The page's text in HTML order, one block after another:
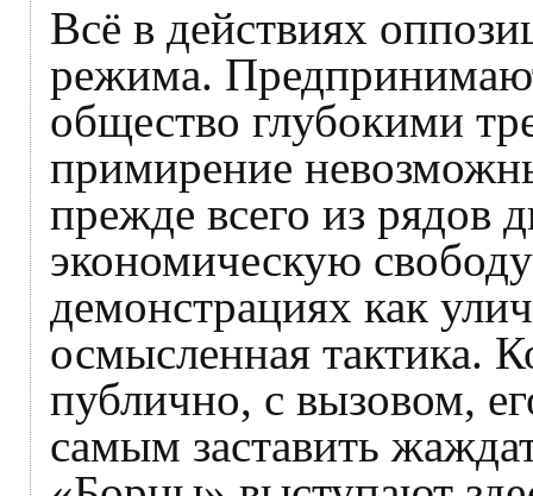
Всё в действиях
режима.
общество глубокими
примирение
прежде всего из рядов
экономическую
демонстрациях как
осмысленная тактика.
публично, с вызовом,
самым заставить